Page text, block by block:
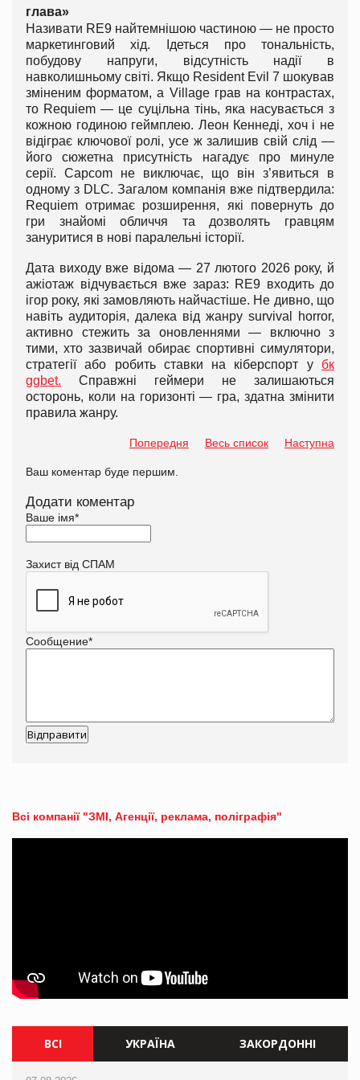
глава»
Називати RE9 найтемнішою частиною — не просто
маркетинговий хід. Ідеться про тональність,
побудову напруги, відсутність надії в
навколишньому світі. Якщо Resident Evil 7 шокував
зміненим форматом, а Village грав на контрастах,
то Requiem — це суцільна тінь, яка насувається з
кожною годиною геймплею. Леон Кеннеді, хоч і не
відіграє ключової ролі, усе ж залишив свій слід —
його сюжетна присутність нагадує про минуле
серії. Capcom не виключає, що він з’явиться в
одному з DLC. Загалом компанія вже підтвердила:
Requiem отримає розширення, які повернуть до
гри знайомі обличчя та дозволять гравцям
зануритися в нові паралельні історії.
Дата виходу вже відома — 27 лютого 2026 року, й
ажіотаж відчувається вже зараз: RE9 входить до
ігор року, які замовляють найчастіше. Не дивно, що
навіть аудиторія, далека від жанру survival horror,
активно стежить за оновленнями — включно з
тими, хто зазвичай обирає спортивні симулятори,
стратегії або робить ставки на кіберспорт у бк
ggbet. Справжні геймери не залишаються
осторонь, коли на горизонті — гра, здатна змінити
правила жанру.
Попередня Весь список Наступна
Ваш коментар буде першим.
Додати коментар
Ваше імя*
Захист від СПАМ
Сообщение*
Всі компанії "ЗМІ, Агенції, реклама, поліграфія"
ВСІ УКРАЇНА ЗАКОРДОННІ